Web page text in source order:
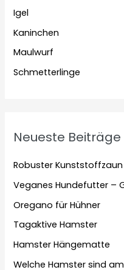
Igel
Kaninchen
Maulwurf
Schmetterlinge
Neueste Beiträge
Robuster
Veganes Hundefutter –
Oregano für Hühner
Tagaktive Hamster
Hamster Hängematte
Welche Hamster sind